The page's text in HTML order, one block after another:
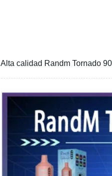
Alta calidad Randm Tornado